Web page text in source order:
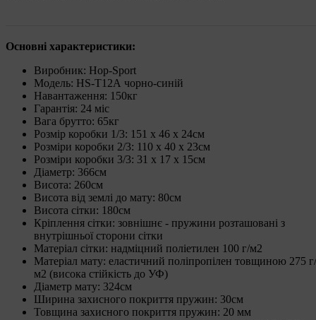
Основні характеристики:
Виробник: Hop-Sport
Модель: HS-T12А чорно-синій
Навантаження: 150кг
Гарантія: 24 міс
Вага брутто: 65кг
Розмір коробки 1/3: 151 x 46 x 24см
Розміри коробки 2/3: 110 x 40 x 23см
Розміри коробки 3/3: 31 x 17 x 15см
Діаметр: 366см
Висота: 260см
Висота від землі до мату: 80см
Висота сітки: 180см
Кріплення сітки: зовнішнє - пружини розташовані з
внутрішньої сторони сітки
Матеріал сітки: надміцний поліетилен 100 г/м2
Матеріал мату: еластичний поліпропілен товщиною 275 г/
м2 (висока стійкість до УФ)
Діаметр мату: 324см
Ширина захисного покриття пружин: 30см
Товщина захисного покриття пружин: 20 мм